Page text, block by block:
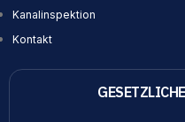
Kanalinspektion
Kontakt